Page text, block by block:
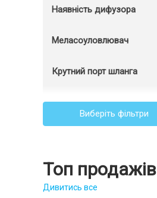
Наявність дифузора
Меласоуловлювач
Крутний порт шланга
Виберіть фільтри
Топ продажів
Дивитись все